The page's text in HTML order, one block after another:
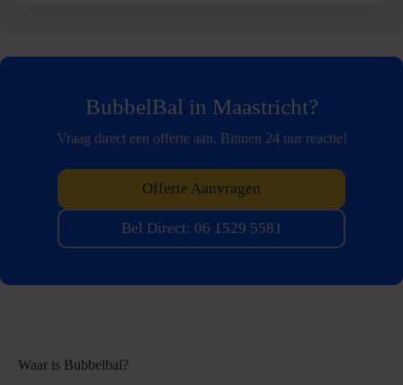
BubbelBal in Maastricht?
Vraag direct een offerte aan. Binnen 24 uur reactie!
Offerte Aanvragen
Bel Direct: 06 1529 5581
Waar is Bubbelbal?